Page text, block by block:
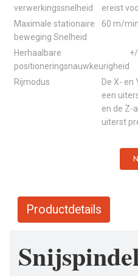
verwerkingssnelheid
ereist
Maximale stationaire
beweging Snelheid
60 m/min
Herhaalbare
positioneringsnauwkeurigheid
Rijmodus
De X-
een
en de Z-
uiterst
Productdetails